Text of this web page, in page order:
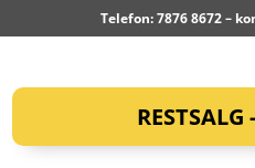
Telefon: 7876 8672 –
RESTSALG